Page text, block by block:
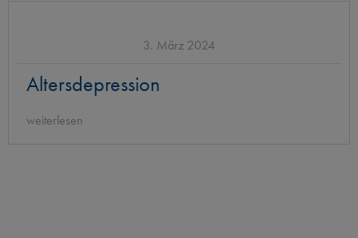
3. März 2024
Altersdepression
weiterlesen